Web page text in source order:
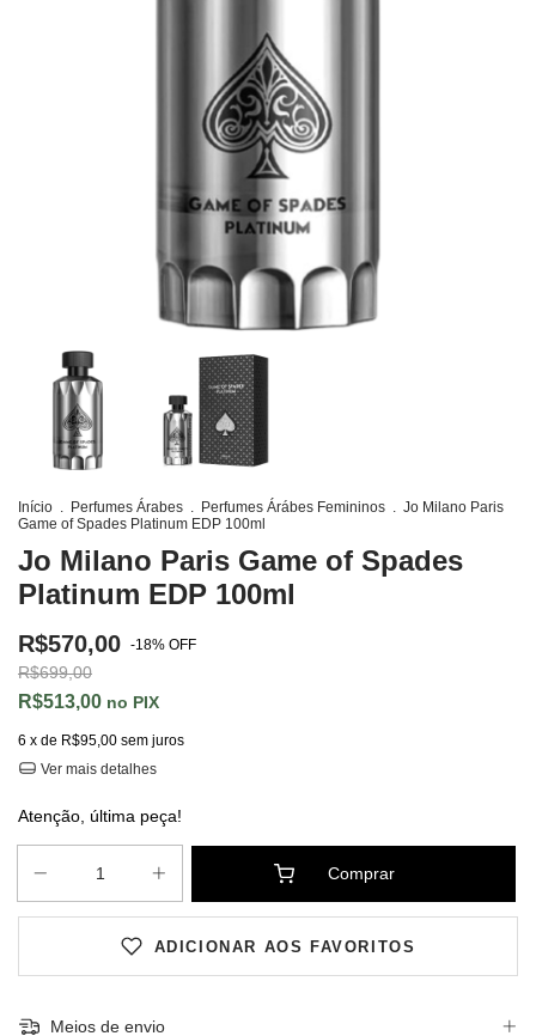
Início Perfumes Árabes Perfumes Árábes Femininos
Jo Milano Paris
Game of Spades Platinum EDP 100ml
Jo Milano Paris Game of Spades
Platinum EDP 100ml
R$570,00 -18% OFF
R$699,00
R$513,00 PIX
6 x de R$95,00 sem juros
Ver mais detalhes
Atenção, última peça!
ADICIONAR AOS FAVORITOS
Meios de envio